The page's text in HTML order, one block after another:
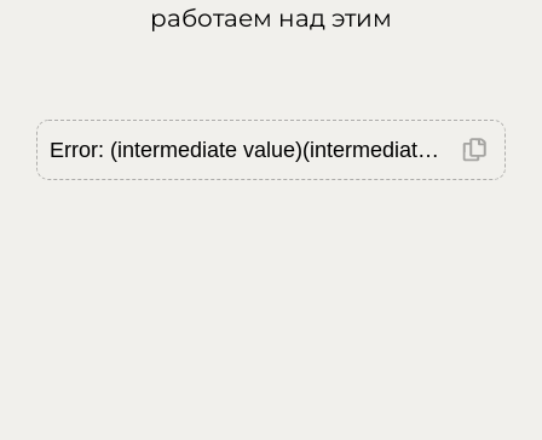
работаем над этим
Error: (intermediate value)(intermediate value)(intermediate value).replaceAll is not a function